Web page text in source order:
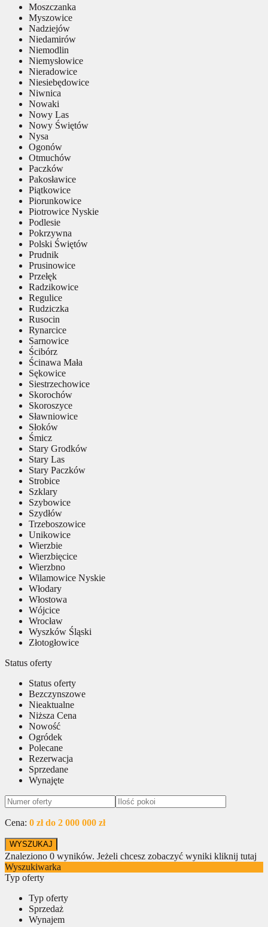
Moszczanka
Myszowice
Nadziejów
Niedamirów
Niemodlin
Niemysłowice
Nieradowice
Niesiebędowice
Niwnica
Nowaki
Nowy Las
Nowy Świętów
Nysa
Ogonów
Otmuchów
Paczków
Pakosławice
Piątkowice
Piorunkowice
Piotrowice Nyskie
Podlesie
Pokrzywna
Polski Świętów
Prudnik
Prusinowice
Przełęk
Radzikowice
Regulice
Rudziczka
Rusocin
Rynarcice
Sarnowice
Ścibórz
Ścinawa Mała
Sękowice
Siestrzechowice
Skorochów
Skoroszyce
Sławniowice
Słoków
Śmicz
Stary Grodków
Stary Las
Stary Paczków
Strobice
Szklary
Szybowice
Szydłów
Trzeboszowice
Unikowice
Wierzbie
Wierzbięcice
Wierzbno
Wilamowice Nyskie
Włodary
Włostowa
Wójcice
Wrocław
Wyszków Śląski
Złotogłowice
Status oferty
Status oferty
Bezczynszowe
Nieaktualne
Niższa Cena
Nowość
Ogródek
Polecane
Rezerwacja
Sprzedane
Wynajęte
Cena: 0 zł do 2 000 000 zł
Znaleziono 0 wyników. Jeżeli chcesz zobaczyć wyniki kliknij tutaj
Wyszukiwarka
Typ oferty
Typ oferty
Sprzedaż
Wynajem